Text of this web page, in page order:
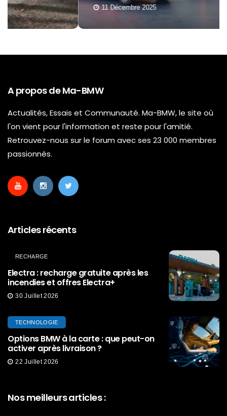
11 Décembre 2025
A propos de Ma-BMW
Actualités, Essais et Communauté. Ma-BMW, le site où
l'on vient pour l'information et reste pour l'amitié.
Retrouvez-nous sur le forum avec ses 23 000 membres
passionnés.
Articles récents
RECHARGE
Electra : recharge gratuite après les
incendies et offres Electra+
30 Juillet 2026
TECHNOLOGIE
Options BMW à la carte : que peut-on
activer après livraison ?
22 Juillet 2026
Nos meilleurs articles :